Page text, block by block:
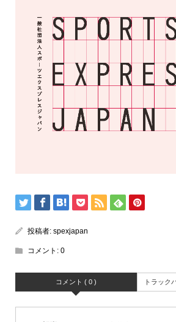
投稿者: spexjapan
コメント: 0
コメント ( 0 ) トラック